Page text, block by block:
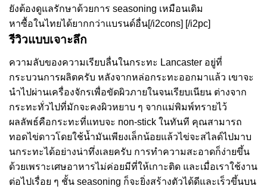
ยังต้องดูแลรักษาด้วยการ seasoning เหมือนเดิม
หาซื้อในไทยได้ยากกว่าแบรนด์อื่น[/i2cons] [/i2pc]
รีวิวแบบเจาะลึก
ความลับของความเรียบลื่นในกระทะ Lancaster อยู่ที่
กระบวนการผลิตครับ หลังจากหล่อกระทะออกมาแล้ว เขาจะ
นำไปผ่านเครื่องจักรเพื่อขัดผิวภายในจนเรียบเนียน ต่างจาก
กระทะทั่วไปที่มักจะคงผิวหยาบ ๆ จากแม่พิมพ์ทรายไว้
ผลลัพธ์คือกระทะที่แทบจะ non-stick ในทันที คุณสามารถ
ทอดไข่ดาวโดยใช้น้ำมันเพียงเล็กน้อยแล้วไข่จะสไลด์ไปมาบ
นกระทะได้อย่างน่าทึ่งเลยครับ การทำความสะอาดก็ง่ายขึ้น
ด้วยเพราะเศษอาหารไม่ค่อยมีที่ให้เกาะติด และเมื่อเราใช้งาน
ต่อไปเรื่อย ๆ ชั้น seasoning ก็จะยิ่งสร้างตัวได้ดีและเร็วขึ้นบน